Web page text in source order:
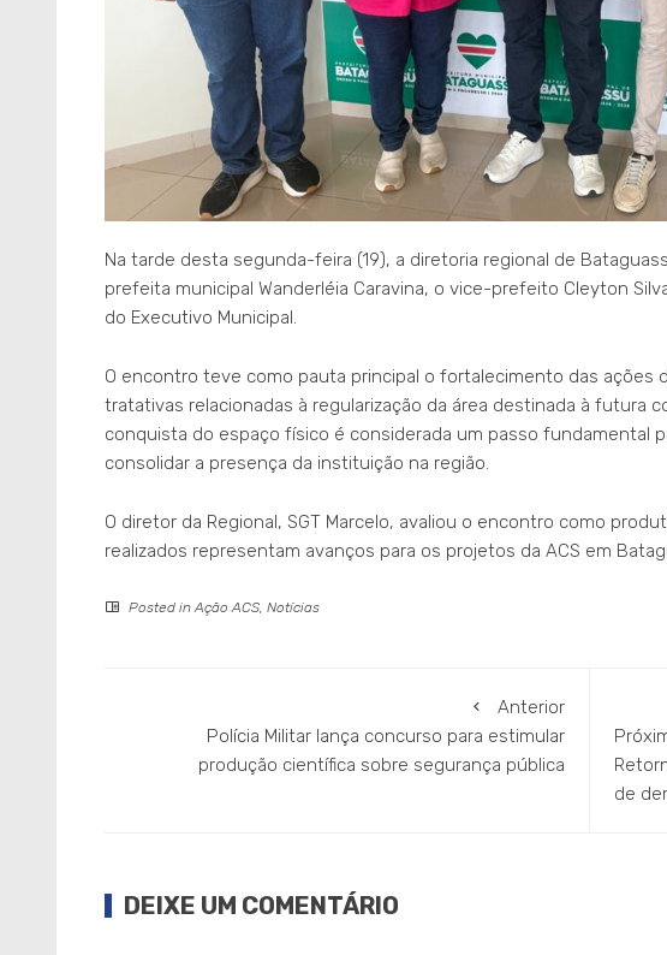
Na tarde desta segunda-feira (19), a diretoria regional de
prefeita municipal Wanderléia Caravina, o vice-prefeito Cleyton
do Executivo Municipal.
O encontro teve como pauta principal o fortalecimento das ações
tratativas relacionadas à regularização da área destinada à futura
conquista do espaço físico é considerada um passo fundamental
consolidar a presença da instituição na região.
O diretor da Regional, SGT Marcelo, avaliou o encontro como
realizados representam avanços para os projetos da ACS em
Posted inAção ACS, Notícias
Anterior
Polícia Militar lança concurso para estimular
produção científica sobre segurança pública
de
DEIXE UM COMENTÁRIO